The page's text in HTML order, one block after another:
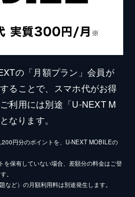
の「月額プラン」会員が
ることで、スマホ代がお得
利用には別途「U-NEXT M
なります。
円分のポイントを、U-NEXT MOBILEの
保有していない場合、差額分の料金はご登
。
ど）の月額利用料は別途発生します。